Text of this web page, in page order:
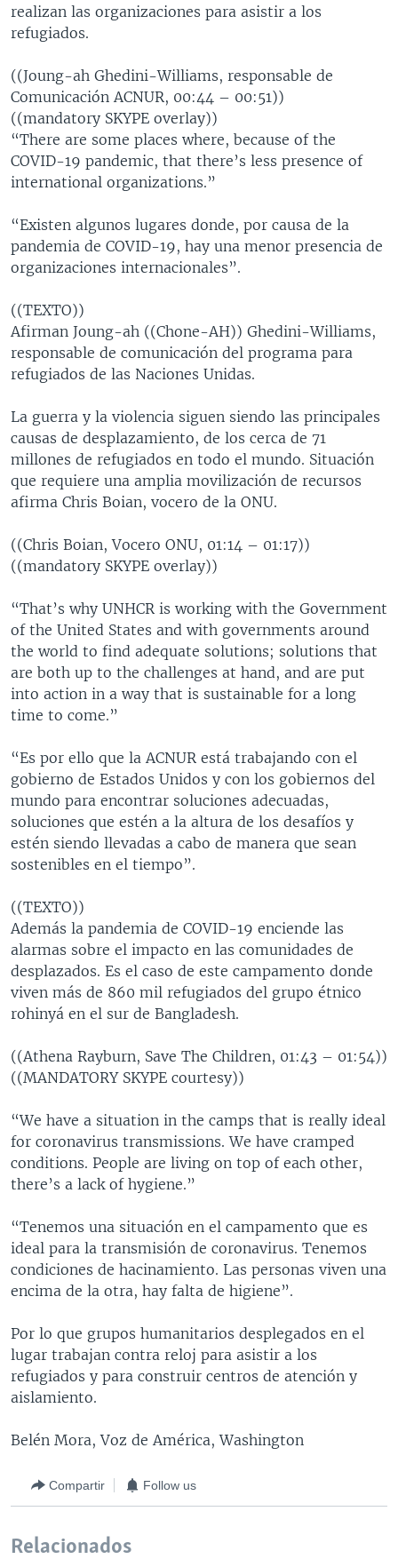
realizan las organizaciones para asistir a los
refugiados.
((Joung-ah Ghedini-Williams, responsable de
Comunicación ACNUR, 00:44 – 00:51))
((mandatory SKYPE overlay))
“There are some places where, because of the
COVID-19 pandemic, that there’s less presence of
international organizations.”
“Existen algunos lugares donde, por causa de la
pandemia de COVID-19, hay una menor presencia de
organizaciones internacionales”.
((TEXTO))
Afirman Joung-ah ((Chone-AH)) Ghedini-Williams,
responsable de comunicación del programa para
refugiados de las Naciones Unidas.
La guerra y la violencia siguen siendo las principales
causas de desplazamiento, de los cerca de 71
millones de refugiados en todo el mundo. Situación
que requiere una amplia movilización de recursos
afirma Chris Boian, vocero de la ONU.
((Chris Boian, Vocero ONU, 01:14 – 01:17))
((mandatory SKYPE overlay))
“That’s why UNHCR is working with the Government
of the United States and with governments around
the world to find adequate solutions; solutions that
are both up to the challenges at hand, and are put
into action in a way that is sustainable for a long
time to come.”
“Es por ello que la ACNUR está trabajando con el
gobierno de Estados Unidos y con los gobiernos del
mundo para encontrar soluciones adecuadas,
soluciones que estén a la altura de los desafíos y
estén siendo llevadas a cabo de manera que sean
sostenibles en el tiempo”.
((TEXTO))
Además la pandemia de COVID-19 enciende las
alarmas sobre el impacto en las comunidades de
desplazados. Es el caso de este campamento donde
viven más de 860 mil refugiados del grupo étnico
rohinyá en el sur de Bangladesh.
((Athena Rayburn, Save The Children, 01:43 – 01:54))
((MANDATORY SKYPE courtesy))
“We have a situation in the camps that is really ideal
for coronavirus transmissions. We have cramped
conditions. People are living on top of each other,
there’s a lack of hygiene.”
“Tenemos una situación en el campamento que es
ideal para la transmisión de coronavirus. Tenemos
condiciones de hacinamiento. Las personas viven una
encima de la otra, hay falta de higiene”.
Por lo que grupos humanitarios desplegados en el
lugar trabajan contra reloj para asistir a los
refugiados y para construir centros de atención y
aislamiento.
Belén Mora, Voz de América, Washington
Compartir Follow us
Relacionados